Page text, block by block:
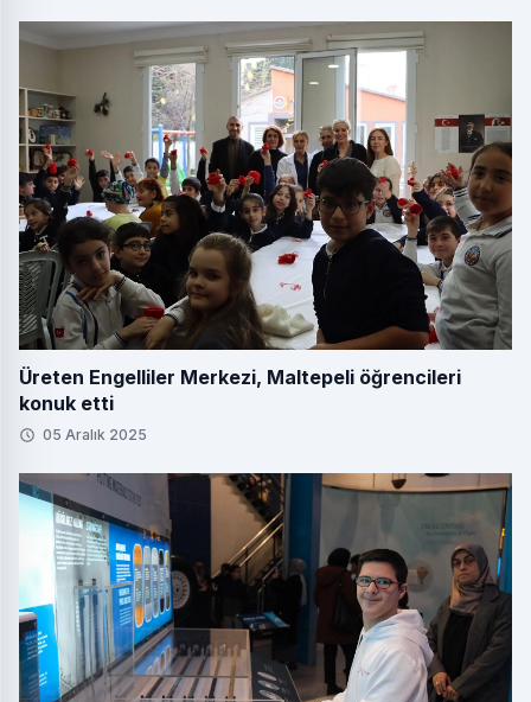
Üreten Engelliler Merkezi, Maltepeli öğrencileri
konuk etti
05 Aralık 2025